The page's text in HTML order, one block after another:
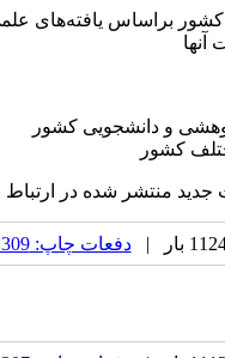
براساس یافته‌های
و دانشجویی کشور
کشور
منتشر شده در ارتباط
دفعات چاپ: 1309 بار